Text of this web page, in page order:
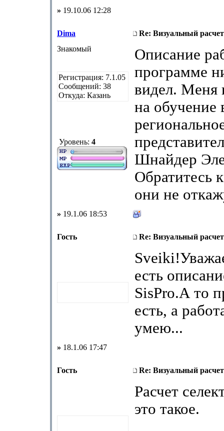
» 19.10.06 12:28
Dima
Re: Визуальный
Знакомый
Регистрация: 7.1.05
Сообщений: 38
Откуда: Казань
Уровень: 4
Описание
программе
видел. Меня
на обучение
Шнайдер
Обратитесь
они не
» 19.1.06 18:53
Гость Re: Визуальный
есть
SisPro.А то
есть, а
умею...
» 18.1.06 17:47
Гость Re: Визуальный
Расчет
это такое.